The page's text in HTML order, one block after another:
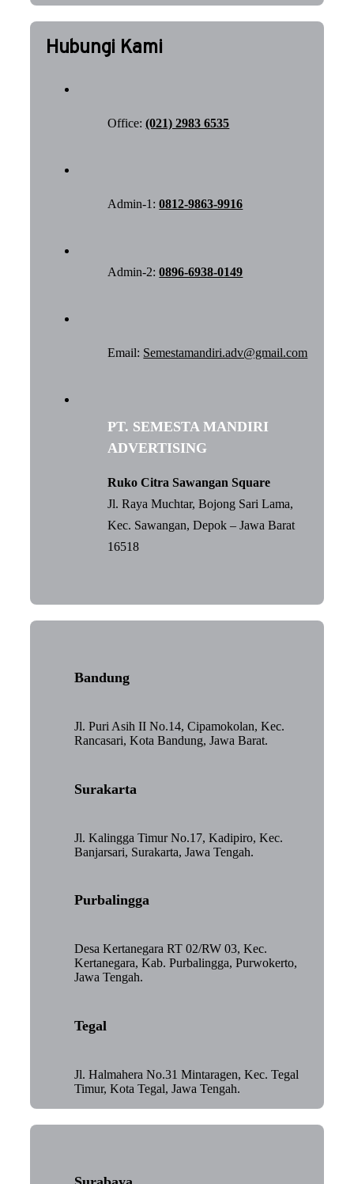
Hubungi Kami
Office:(021) 2983 6535
Admin-1:0812-9863-9916
Admin-2:0896-6938-0149
Email: Semestamandiri.adv@gmail.com
PT. SEMESTA MANDIRI
ADVERTISING
Ruko Citra Sawangan Square
Jl. Raya Muchtar, Bojong Sari Lama,
Kec. Sawangan, Depok – Jawa Barat
16518
Bandung
Jl. Puri Asih II No.14, Cipamokolan, Kec.
Rancasari, Kota Bandung, Jawa Barat.
Surakarta
Jl. Kalingga Timur No.17, Kadipiro, Kec.
Banjarsari, Surakarta, Jawa Tengah.
Purbalingga
Desa Kertanegara RT 02/RW 03, Kec.
Kertanegara, Kab. Purbalingga, Purwokerto,
Jawa Tengah.
Tegal
Jl. Halmahera No.31 Mintaragen, Kec. Tegal
Timur, Kota Tegal, Jawa Tengah.